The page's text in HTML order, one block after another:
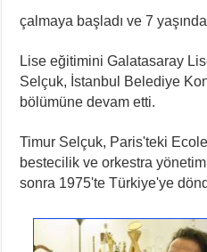
çalmaya başladı ve 7
Lise eğitimini Galatasaray
Selçuk, İstanbul Belediye
bölümüne devam etti.
Timur Selçuk, Paris'teki
bestecilik ve orkestra
sonra 1975'te Türkiye'ye